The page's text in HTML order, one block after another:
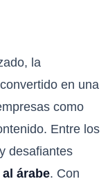
la
en una
como
Entre los
desafiantes
árabe. Con